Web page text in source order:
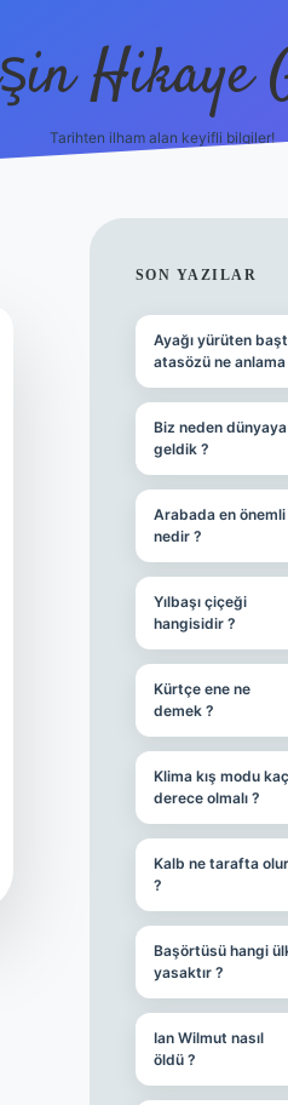
Hikaye
Tarihten ilham alan keyifli bilgiler!
SON YAZILAR
Ayağı yürüten
atasözü ne
Biz neden dünyaya
geldik ?
Arabada en
nedir ?
Yılbaşı çiçeği
hangisidir ?
Kürtçe ene ne
demek ?
Klima kış modu kaç
derece olmalı ?
Kalb ne tarafta olur
?
Başörtüsü hangi
yasaktır ?
Ian Wilmut nasıl
öldü ?